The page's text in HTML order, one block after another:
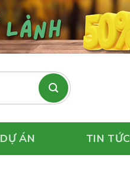
DỰ ÁN TIN TỨC